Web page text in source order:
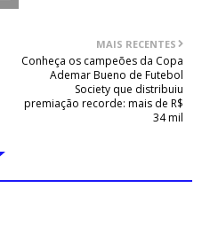
MAIS RECENTES
Conheça os campeões da Copa
Ademar Bueno de Futebol
Society que distribuiu
premiação recorde: mais de R$
34 mil